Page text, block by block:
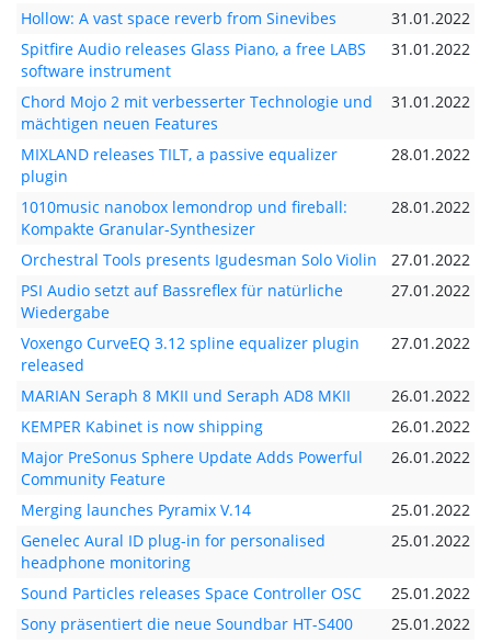
Hollow: A vast space reverb from Sinevibes
31.01.2022
Spitfire Audio releases Glass Piano, a free LABS
software instrument
31.01.2022
Chord Mojo 2 mit verbesserter Technologie und
mächtigen neuen Features
31.01.2022
MIXLAND releases TILT, a passive equalizer
plugin
28.01.2022
1010music nanobox lemondrop und fireball:
Kompakte Granular-Synthesizer
28.01.2022
Orchestral Tools presents Igudesman Solo Violin
27.01.2022
PSI Audio setzt auf Bassreflex für natürliche
Wiedergabe
27.01.2022
Voxengo CurveEQ 3.12 spline equalizer plugin
released
27.01.2022
MARIAN Seraph 8 MKII und Seraph AD8 MKII
26.01.2022
KEMPER Kabinet is now shipping
26.01.2022
Major PreSonus Sphere Update Adds Powerful
Community Feature
26.01.2022
Merging launches Pyramix V.14
25.01.2022
Genelec Aural ID plug-in for personalised
headphone monitoring
25.01.2022
Sound Particles releases Space Controller OSC
25.01.2022
Sony präsentiert die neue Soundbar HT-S400
25.01.2022